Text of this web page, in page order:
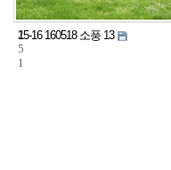
2
5
1
15-16 160518 소풍 13